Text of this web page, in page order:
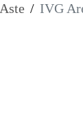
Aste / IVG